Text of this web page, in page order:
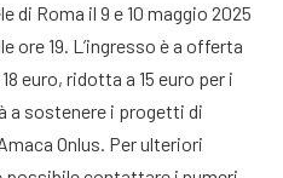
di Roma il 9 e 10 maggio 2025
ore 19. L’ingresso è a offerta
euro, ridotta a 15 euro per i
a sostenere i progetti di
Onlus. Per ulteriori